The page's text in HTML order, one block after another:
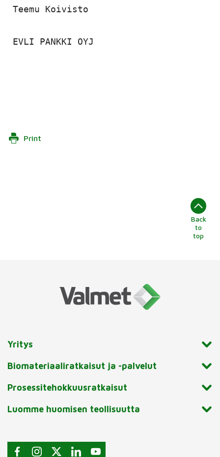
Teemu Koivisto
EVLI PANKKI OYJ
Print
Back
to
top
Yritys
Biomateriaaliratkaisut ja -palvelut
Prosessitehokkuusratkaisut
Luomme huomisen teollisuutta